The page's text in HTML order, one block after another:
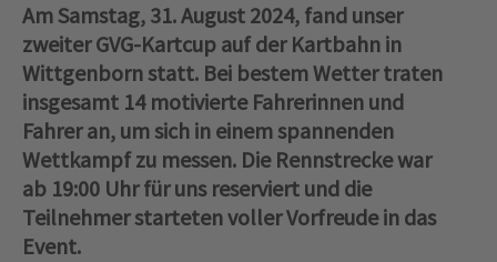
Am Samstag, 31. August 2024, fand unser
zweiter GVG-Kartcup auf der Kartbahn in
Wittgenborn statt. Bei bestem Wetter traten
insgesamt 14 motivierte Fahrerinnen und
Fahrer an, um sich in einem spannenden
Wettkampf zu messen. Die Rennstrecke war
ab 19:00 Uhr für uns reserviert und die
Teilnehmer starteten voller Vorfreude in das
Event.